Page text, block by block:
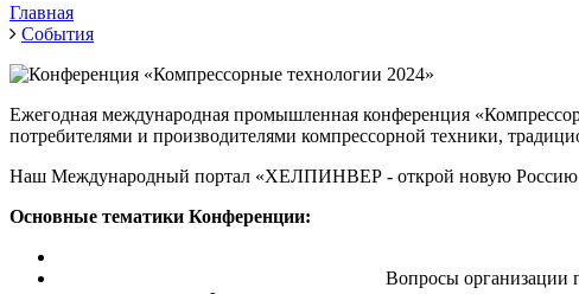
Главная
События
Ежегодная международная промышленная конференция
потребителями и производителями компрессорной техники,
Наш Международный портал «ХЕЛПИНВЕР - открой новую
Основные тематики Конференции:
Вопросы организации